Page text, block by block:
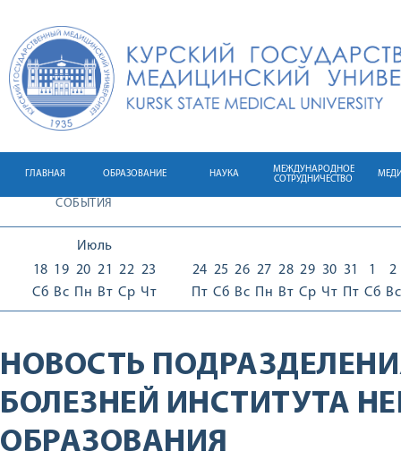
ГЛАВНАЯ ОБРАЗОВАНИЕ НАУКА
МЕЖДУНАРОДНОЕ
СОТРУДНИЧЕСТВО
СОБЫТИЯ
Июль
18
Сб
19
Вс
20
Пн
21
Вт
22
Ср
23
Чт
24
Пт
25
Сб
26
Вс
27
Пн
28
Вт
29
Ср
30
Чт
31
Пт
1
Сб
2
Вс
НОВОСТЬ
БОЛЕЗНЕЙ ИНСТИТУТА
ОБРАЗОВАНИЯ